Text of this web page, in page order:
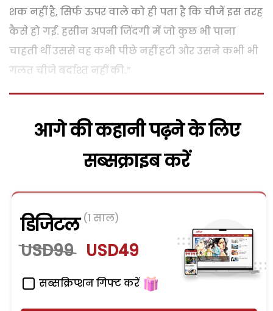
शक नहीं है, सिर्फ ऊपर वाले को ही पता है कि चीजें इस तरह
कैसे हो गईं. हसीन अपनी जिंदगी में जो कुछ भी पाना
चाहती थीं उससे वह कभी पीछे नहीं हटी और उसने कभी भी
गलत चीजे बर्दाश्त नहीं की.”
आगे की कहानी पढ़ने के लिए
सब्सक्राइब करें
डिजिटल (1 साल)
USD99 USD49
सब्सक्रिप्शन गिफ्ट करें